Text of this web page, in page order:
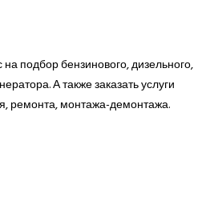
подбор бензинового, дизельного,
А также заказать услуги
ремонта, монтажа-демонтажа.